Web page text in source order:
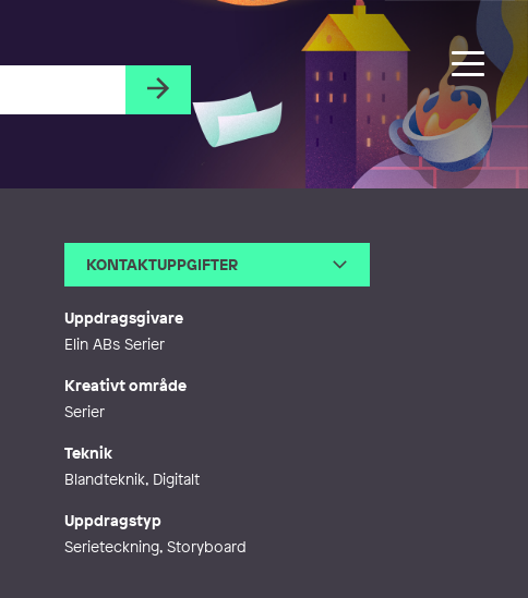
KONTAKTUPPGIFTER
Webb https://linktr.ee/elincius
Uppdragsgivare
Elin ABs Serier
Kreativt område
Serier
Teknik
Blandteknik, Digitalt
Uppdragstyp
Serieteckning, Storyboard